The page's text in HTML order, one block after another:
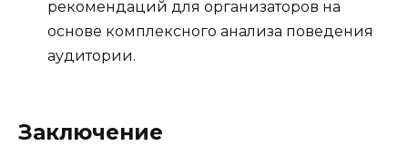
рекомендаций для организаторов на
основе комплексного анализа поведения
аудитории.
Заключение